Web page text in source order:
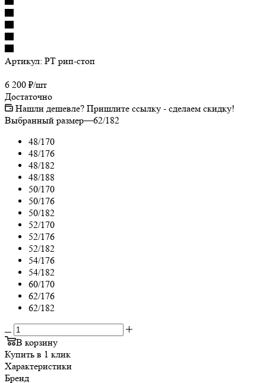
Артикул: РТ рип-стоп
6 200 ₽/шт
Достаточно
Нашли дешевле? Пришлите ссылку - сделаем скидку!
Выбранный размер—62/182
48/170
48/176
48/182
48/188
50/170
50/176
50/182
52/170
52/176
52/182
54/176
54/182
60/170
62/176
62/182
В корзину
Купить в 1 клик
Характеристики
Бренд